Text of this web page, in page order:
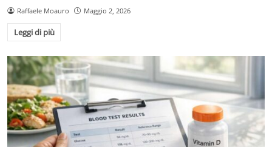
Raffaele Moauro Maggio 2, 2026
Leggi di più